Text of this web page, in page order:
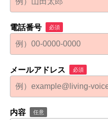
電話番号 必須
メールアドレス 必須
内容 任意